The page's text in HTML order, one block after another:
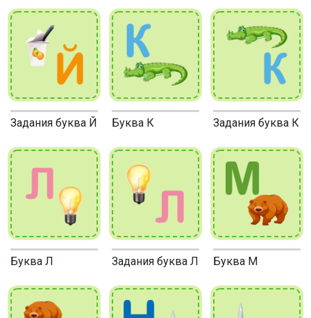
Задания буква Й Буква К Задания буква К
Буква Л Задания буква Л Буква М